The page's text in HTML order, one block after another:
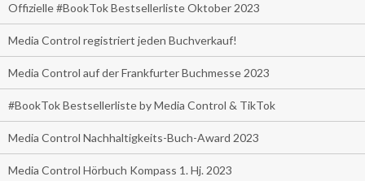
Offizielle #BookTok Bestsellerliste Oktober 2023
Media Control registriert jeden Buchverkauf!
Media Control auf der Frankfurter Buchmesse 2023
#BookTok Bestsellerliste by Media Control & TikTok
Media Control Nachhaltigkeits-Buch-Award 2023
Media Control Hörbuch Kompass 1. Hj. 2023